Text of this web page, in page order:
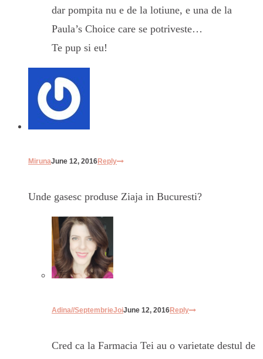
dar pompita nu e de la lotiune, e una de la
Paula’s Choice care se potriveste…
Te pup si eu!
MirunaJune 12, 2016Reply
Unde gasesc produse Ziaja in Bucuresti?
Adina//SeptembrieJoiJune 12, 2016Reply
Cred ca la Farmacia Tei au o varietate destul de